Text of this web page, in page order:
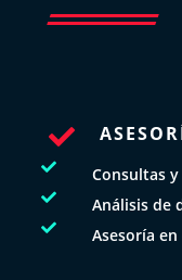

 Consultas
 Análisis de
 Asesoría